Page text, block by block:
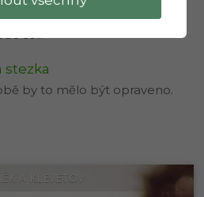
etapy a co konkrétně
se…
stezka
by to mělo být opraveno.
A KLEVETOV